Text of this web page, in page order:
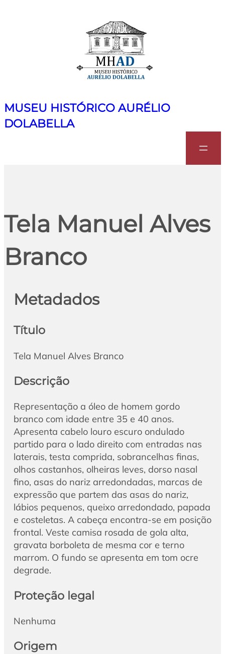
MUSEU HISTÓRICO AURÉLIO
DOLABELLA
Tela Manuel Alves
Branco
Metadados
Título
Tela Manuel Alves Branco
Descrição
Representação a óleo de homem gordo
branco com idade entre 35 e 40 anos.
Apresenta cabelo louro escuro ondulado
partido para o lado direito com entradas nas
laterais, testa comprida, sobrancelhas finas,
olhos castanhos, olheiras leves, dorso nasal
fino, asas do nariz arredondadas, marcas de
expressão que partem das asas do nariz,
lábios pequenos, queixo arredondado, papada
e costeletas. A cabeça encontra-se em posição
frontal. Veste camisa rosada de gola alta,
gravata borboleta de mesma cor e terno
marrom. O fundo se apresenta em tom ocre
degrade.
Proteção legal
Nenhuma
Origem